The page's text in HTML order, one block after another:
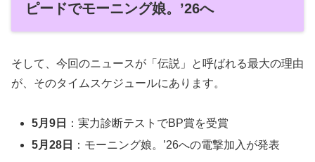
ピードでモーニング娘。’26へ
そして、今回のニュースが「伝説」と呼ばれる最大の理由
が、そのタイムスケジュールにあります。
5月9日
：実力診断テストでBP賞を受賞
5月28日
：モーニング娘。’26への電撃加入が発表